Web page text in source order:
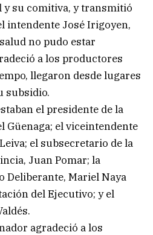
su comitiva, y transmitió
intendente José Irigoyen,
no pudo estar
a los productores
llegaron desde lugares
subsidio.
el presidente de la
Güenaga; el viceintendente
el subsecretario de la
Juan Pomar; la
Deliberante, Mariel Naya
del Ejecutivo; y el
agradeció a los